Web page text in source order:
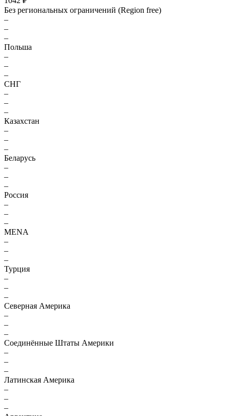
Без региональных ограничений (Region free)
–
–
–
Польша
–
–
–
СНГ
–
–
–
Казахстан
–
–
–
Беларусь
–
–
–
Россия
–
–
–
MENA
–
–
–
Турция
–
–
–
Северная Америка
–
–
–
Соединённые Штаты Америки
–
–
–
Латинская Америка
–
–
–